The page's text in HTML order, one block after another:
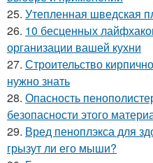
25. Утепленная шведская
26. 10 бесценных
организации вашей кухни
27. Строительство
нужно знать
28. Опасность
безопасности этого
29. Вред пеноплэкса для
грызут ли его мыши?